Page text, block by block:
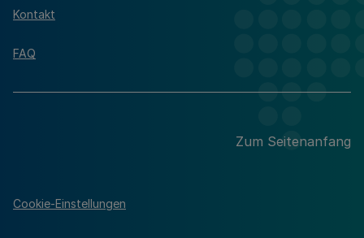
Kontakt
FAQ
Zum Seitenanfang
Cookie-Einstellungen